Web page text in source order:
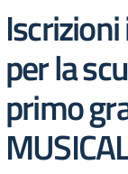
per la
primo